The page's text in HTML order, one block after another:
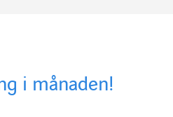
i månaden!